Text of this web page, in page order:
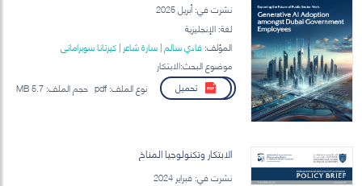
نشرت في: أبريل 2025
لغة: الإنجليزية
المؤلف: فادي سالم| سارة شاعر | كيرتانا سوبراماني
موضوع البحث:الابتكار
تحميل
نوع الملف: حجم الملف:
الابتكار وتكنولوجيا المناخ
نشرت في: فبراير 2024